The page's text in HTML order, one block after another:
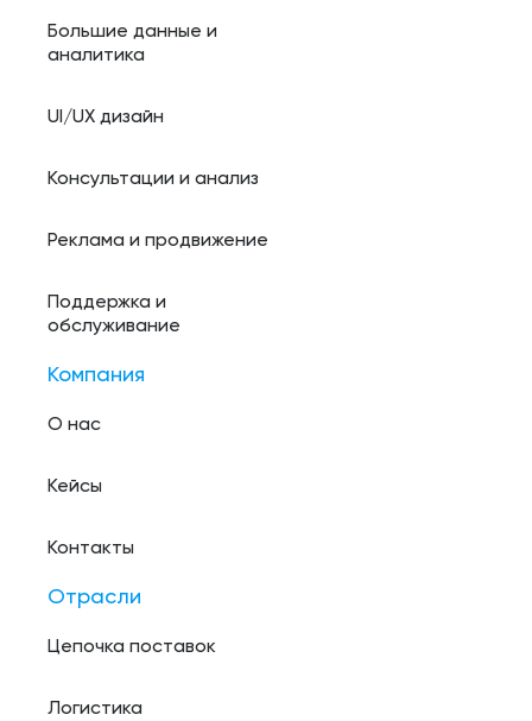
Большие данные и
аналитика
UI/UX дизайн
Консультации и анализ
Реклама и продвижение
Поддержка и
обслуживание
Компания
О нас
Кейсы
Контакты
Отрасли
Цепочка поставок
Логистика